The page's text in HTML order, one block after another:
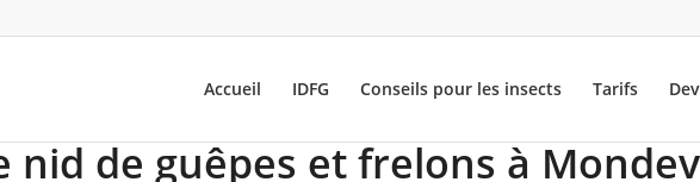
Accueil IDFG Conseils pour les insects Tarifs
nid de guêpes et frelons à